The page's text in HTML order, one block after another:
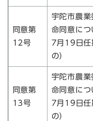
同意第
12号
宇陀市農
命同意に
7月19日任
の）
同意第
13号
宇陀市農
命同意に
7月19日任
の）